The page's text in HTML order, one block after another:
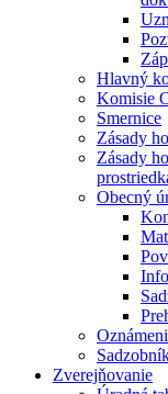
Hlavný
Komisie
Smernice
Zásady
Zásady
Obecný
Zverejňovanie